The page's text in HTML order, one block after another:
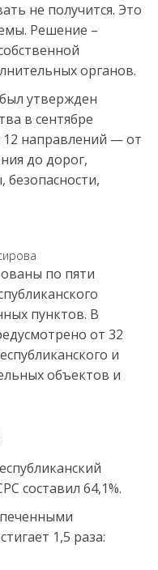
не получится. Это
Решение –
органов.
утвержден
в сентябре
направлений — от
до дорог,
по пяти
пунктов. В
от 32
и
объектов и
составил 64,1%.
1,5 раза: